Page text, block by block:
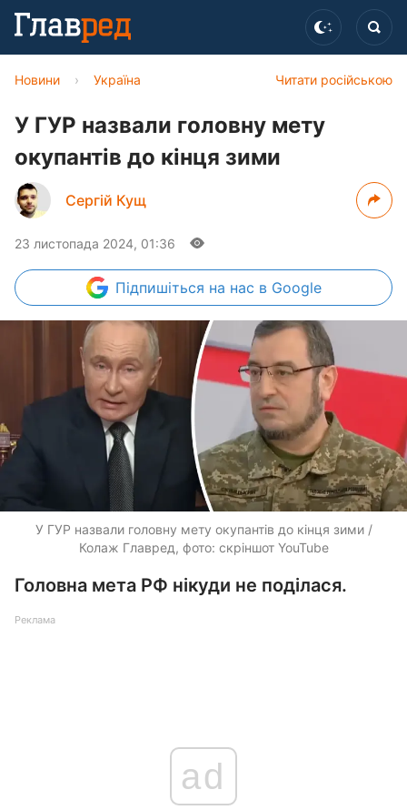
Читати російською
Новини › Україна
У ГУР назвали головну мету
окупантів до кінця зими
Сергій Кущ
23 листопада 2024, 01:36
Підпишіться на нас в Google
У ГУР назвали головну мету окупантів до кінця зими /
Колаж Главред, фото: скріншот YouTube
Головна мета РФ нікуди не поділася.
Реклама
ad